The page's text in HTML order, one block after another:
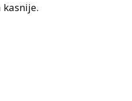
kasnije.